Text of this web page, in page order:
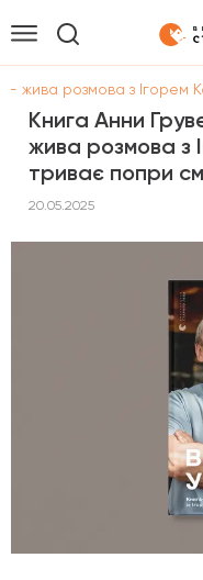
— жива розмова з Ігорем
Книга Анни
жива розмова з
триває попри
20.05.2025